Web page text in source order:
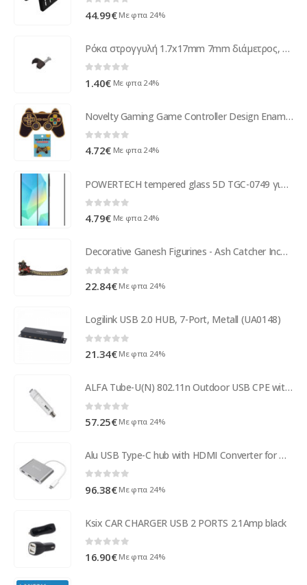
44.99€ Με φπα 24%
Ρόκα στρογγυλή 1.7x17mm 7mm διάμετρος, 9mm ύψος Μαύρη
1.40€ Με φπα 24%
Novelty Gaming Game Controller Design Enamel Pin Badge
0out of 5
4.72€ Με φπα 24%
POWERTECH tempered glass 5D TGC-0749 για Samsung A16, full glue
0out of 5
4.79€ Με φπα 24%
Decorative Ganesh Figurines - Ash Catcher Incense Burner
0 out of 5
22.84€ Με φπα 24%
Logilink USB 2.0 HUB, 7-Port, Metall (UA0148)
21.34€ Με φπα 24%
ALFA Tube-U(N) 802.11n Outdoor USB CPE with N type connector ( 60089 )
57.25€ Με φπα 24%
Alu USB Type-C hub with HDMI Converter for MacBook, - Sky Gray
96.38€ Με φπα 24%
Ksix CAR CHARGER USB 2 PORTS 2.1Amp black
0 out of 5
16.90€ Με φπα 24%